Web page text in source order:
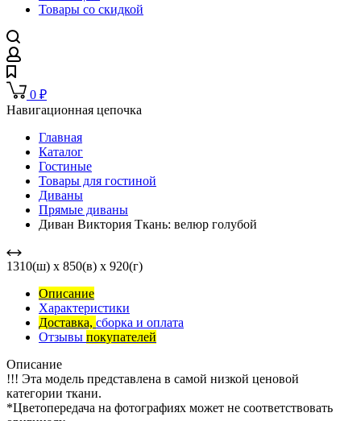
Товары со скидкой
0 ₽
Навигационная цепочка
Главная
Каталог
Гостиные
Товары для гостиной
Диваны
Прямые диваны
Диван Виктория Ткань: велюр голубой
1310(ш) x 850(в) x 920(г)
Описание
Характеристики
Доставка, сборка и оплата
Отзывы покупателей
Описание
!!! Эта модель представлена в самой низкой ценовой
категории ткани.
*Цветопередача на фотографиях может не соответствовать